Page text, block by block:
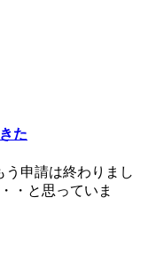
た
う申請は終わりまし
・と思っていま